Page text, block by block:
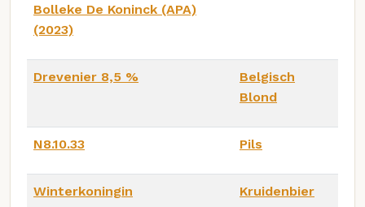
Bolleke De Koninck (APA)
(2023)
Drevenier 8,5 %
Belgisch
Blond
N8.10.33 Pils
Winterkoningin Kruidenbier